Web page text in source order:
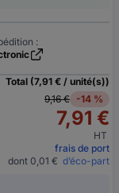
:
Total (7,91 € / unité(s))
9,16 € -14 %
7,91 €
HT
frais de port
dont 0,01 € d’éco-part